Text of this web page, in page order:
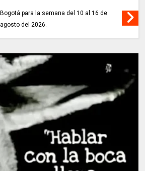
Bogotá para la semana del 10 al 16 de
agosto del 2026.